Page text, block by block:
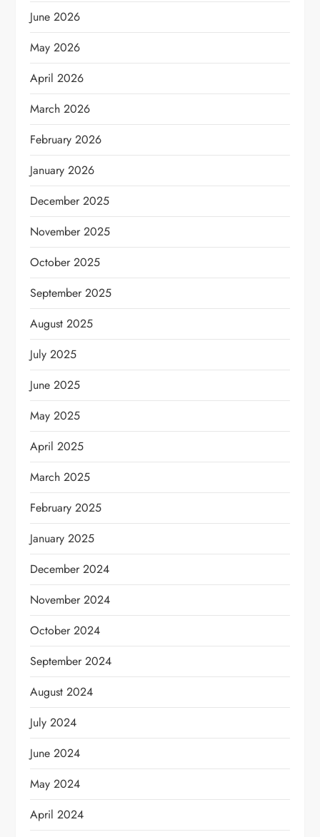
June 2026
May 2026
April 2026
March 2026
February 2026
January 2026
December 2025
November 2025
October 2025
September 2025
August 2025
July 2025
June 2025
May 2025
April 2025
March 2025
February 2025
January 2025
December 2024
November 2024
October 2024
September 2024
August 2024
July 2024
June 2024
May 2024
April 2024